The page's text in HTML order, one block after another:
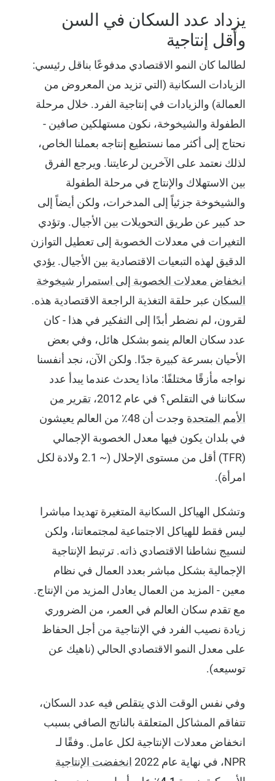
يزداد عدد السكان في السن
وأقل إنتاجية
لطالما كان النمو الاقتصادي مدفوعًا بناقل رئيسي:
الزيادات السكانية (التي تزيد من المعروض من
العمالة) والزيادات في إنتاجية الفرد. خلال مرحلة
الطفولة والشيخوخة، نكون مستهلكين صافين -
نحتاج إلى أكثر مما نستطيع إنتاجه بعملنا الخاص،
لذلك نعتمد على الآخرين لرعايتنا. ويرجع الفرق
بين الاستهلاك والإنتاج في مرحلة الطفولة
والشيخوخة جزئياً إلى المدخرات، ولكن أيضاً إلى
حد كبير عن طريق التحويلات بين الأجيال. وتؤدي
التغيرات في معدلات الخصوبة إلى تعطيل التوازن
الدقيق لهذه التبعيات الاقتصادية بين الأجيال. يؤدي
انخفاض معدلات الخصوبة إلى استمرار شيخوخة
السكان عبر حلقة التغذية الراجعة الاقتصادية هذه.
لقرون، لم نضطر أبدًا إلى التفكير في هذا - كان
عدد سكان العالم ينمو بشكل هائل، وفي بعض
الأحيان بسرعة كبيرة جدًا. ولكن الآن، نجد أنفسنا
نواجه مأزقًا مختلفًا: ماذا يحدث عندما يبدأ عدد
سكاننا في التقلص؟ في عام 2012،
تقرير من
الأمم المتحدة
وجدت أن 48٪ من العالم يعيشون
في بلدان يكون فيها معدل الخصوبة الإجمالي
(TFR) أقل من مستوى الإحلال (~ 2.1 ولادة لكل
امرأة).
وتشكل الهياكل السكانية المتغيرة تهديدا مباشرا
ليس فقط للهياكل الاجتماعية لمجتمعاتنا، ولكن
لنسيج نشاطنا الاقتصادي ذاته. ترتبط الإنتاجية
الإجمالية بشكل مباشر بعدد العمال في نظام
معين - المزيد من العمال يعادل المزيد من الإنتاج.
مع تقدم سكان العالم في العمر، من الضروري
زيادة نصيب الفرد في الإنتاجية من أجل الحفاظ
على معدل النمو الاقتصادي الحالي (ناهيك عن
توسيعه).
وفي نفس الوقت الذي يتقلص فيه عدد السكان،
تتفاقم المشاكل المتعلقة بالناتج الصافي بسبب
انخفاض معدلات الإنتاجية لكل عامل. وفقًا لـ
NPR، في نهاية عام 2022
انخفضت الإنتاجية